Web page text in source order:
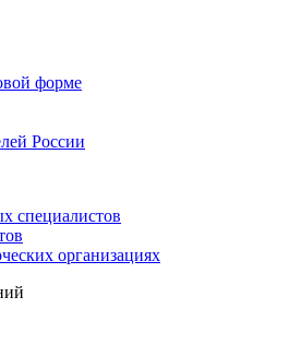
форме
России
специалистов
организациях